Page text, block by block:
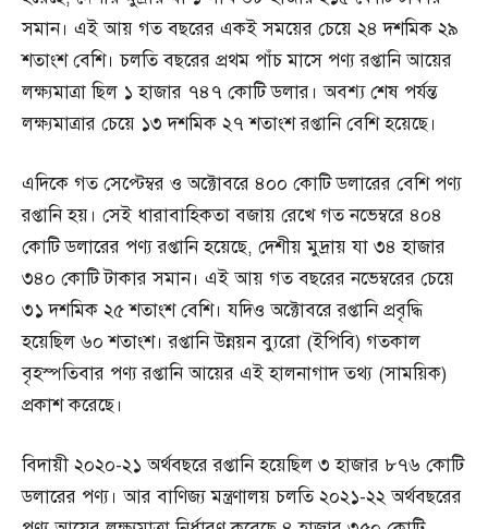
সমান। এই আয় গত বছরের একই সময়ের চেয়ে ২৪ দশমিক ২৯
শতাংশ বেশি। চলতি বছরের প্রথম পাঁচ মাসে পণ্য রপ্তানি আয়ের
লক্ষ্যমাত্রা ছিল ১ হাজার ৭৪৭ কোটি ডলার। অবশ্য শেষ পর্যন্ত
লক্ষ্যমাত্রার চেয়ে ১৩ দশমিক ২৭ শতাংশ রপ্তানি বেশি হয়েছে।
এদিকে গত সেপ্টেম্বর ও অক্টোবরে ৪০০ কোটি ডলারের বেশি পণ্য
রপ্তানি হয়। সেই ধারাবাহিকতা বজায় রেখে গত নভেম্বরে ৪০৪
কোটি ডলারের পণ্য রপ্তানি হয়েছে, দেশীয় মুদ্রায় যা ৩৪ হাজার
৩৪০ কোটি টাকার সমান। এই আয় গত বছরের নভেম্বরের চেয়ে
৩১ দশমিক ২৫ শতাংশ বেশি। যদিও অক্টোবরে রপ্তানি প্রবৃদ্ধি
হয়েছিল ৬০ শতাংশ। রপ্তানি উন্নয়ন ব্যুরো (ইপিবি) গতকাল
বৃহস্পতিবার পণ্য রপ্তানি আয়ের এই হালনাগাদ তথ্য (সাময়িক)
প্রকাশ করেছে।
বিদায়ী ২০২০-২১ অর্থবছরে রপ্তানি হয়েছিল ৩ হাজার ৮৭৬ কোটি
ডলারের পণ্য। আর বাণিজ্য মন্ত্রণালয় চলতি ২০২১-২২ অর্থবছরের